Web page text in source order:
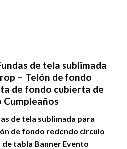
de tela sublimada
– Telón de fondo
de fondo cubierta de
Cumpleaños
de tela sublimada para
de fondo redondo círculo
tabla Banner Evento